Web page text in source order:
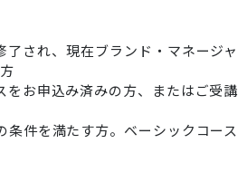
され、現在ブランド・マネージャ
お申込み済みの方、またはご受講
条件を満たす方。ベーシックコース